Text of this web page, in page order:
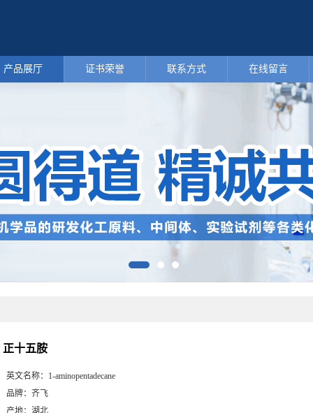
产品展厅 证书荣誉 联系方式 在线留言
正十五胺
英文名称： 1-aminopentadecane
品牌： 齐飞
产地： 湖北